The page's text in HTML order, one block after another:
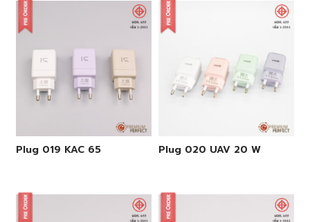
Plug 019 KAC 65 Plug 020 UAV 20 W